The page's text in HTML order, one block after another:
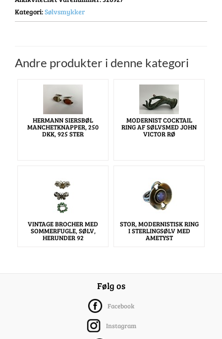
Kategori:Sølvsmykker
Andre produkter i denne kategori
HERMANN SIERSBØL
MANCHETKNAPPER, 250
DKK, 925 STER
MODERNIST COCKTAIL
RING AF SØLVSMED JOHN
VICTOR RØ
VINTAGE BROCHER MED
SOMMERFUGLE, SØLV,
HERUNDER 92
STOR, MODERNISTISK RING
I STERLINGSØLV MED
AMETYST
Følg os
Facebook
Instagram